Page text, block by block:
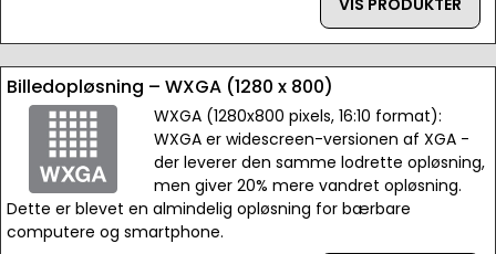
VIS PRODUKTER
Billedopløsning – WXGA (1280 x 800)
WXGA (1280x800 pixels, 16:10 format):
WXGA er widescreen-versionen af XGA -
der leverer den samme lodrette opløsning,
men giver 20% mere vandret opløsning.
Dette er blevet en almindelig opløsning for bærbare
computere og smartphone.